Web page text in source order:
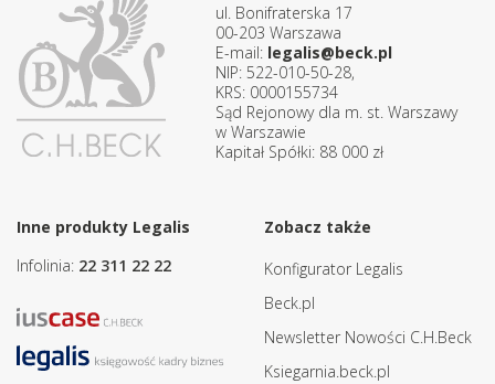
ul. Bonifraterska 17
00-203 Warszawa
E-mail: legalis@beck.pl
NIP: 522-010-50-28,
KRS: 0000155734
Sąd Rejonowy dla m. st. Warszawy
w Warszawie
Kapitał Spółki: 88 000 zł
Inne produkty Legalis
Infolinia: 22 311 22 22
Zobacz także
Konfigurator Legalis
Beck.pl
Newsletter Nowości C.H.Beck
Ksiegarnia.beck.pl